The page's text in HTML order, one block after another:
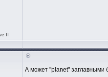
II
А может "planet" заглавными